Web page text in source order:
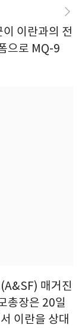
이란과의 전
으로 MQ-9
매거진
총장은 20일
이란을 상대